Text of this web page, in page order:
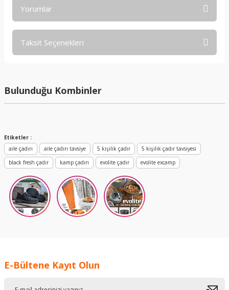
Yorumlar
Taksit Seçenekleri
Bulunduğu Kombinler
%15 İndirimli
Evolite Excamp 5 Pro Sun Fresh Aile Çadırı UPF80
Etiketler :
aile çadırı
aile çadırı tavsiye 5 kişilik çadır
5 kişilik çadır tavsiyesi
black fresh çadır
kamp çadırı evolite çadır evolite excamp
E-Bültene Kayıt Olun